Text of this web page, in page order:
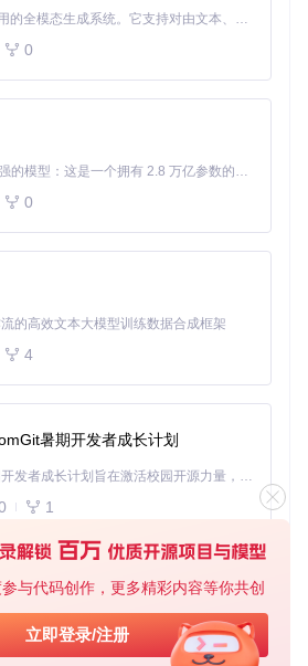
与代码创作，更多精彩内容等你共创
立即登录/注册
为你打开了一个全新的音乐
MiniMax H3 是一个通用的全模态生成系统。它支持对由文本、图像、视频和音频组成的多模态上下文进行统一理解，并能生成分辨率高达 2K、时长可达 15 秒的带原生立体声音频的视频。得益于面向任务泛化的系统设计，H3 在预训练阶段就已具备广泛的多模态上下文理解与生成能力，能够出色地执行复杂的多模态指令。
0
Kimi K3 是Kimi能力最强的模型：这是一个拥有 2.8 万亿参数的混合专家（MoE）模型，具备原生视觉理解能力，并支持 100 万 token 的上下文窗口。
0
的高效文本大模型训练数据合成框架
4
暑期开发者成长计划
「源启盛夏」暑期校园开发者成长计划旨在激活校园开源力量，通过积分激励、认证扶持、资源倾斜等形式，引导高校组织和开发者完成「入驻 — 建项目 — 做贡献 — 获认证 — 得资源」的完整闭环。无论你是想带领社团入驻平台的组织者，还是希望用代码贡献证明自己的开发者，都能在这里找到属于你的成长路径。
1
基于Python的Xiaozhi AI，适用于想要完整Xiaozhi体验而无需拥有专用硬件的用户。
1